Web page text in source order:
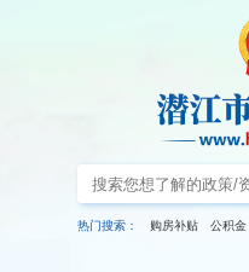
热门搜索： 购房补贴 公积金